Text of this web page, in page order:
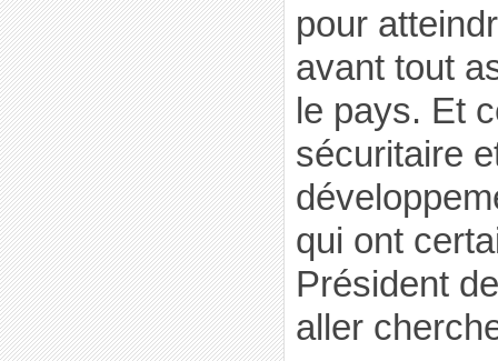
pour
avant tout
le pays. Et
sécuritaire
qui ont
Président
aller